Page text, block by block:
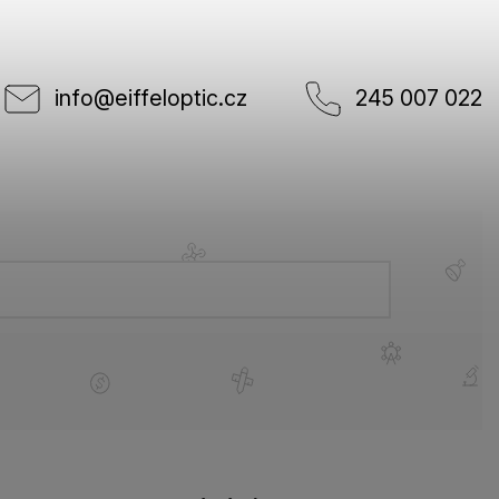
info@eiffeloptic.cz 245 007 022